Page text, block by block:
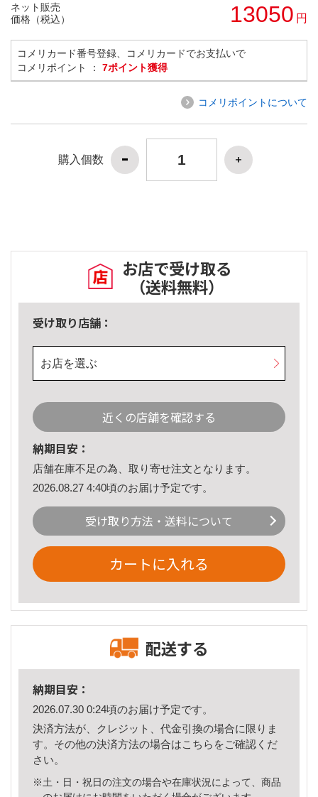
ネット販売
価格（税込）
13050 円
コメリカード番号登録、コメリカードでお支払いで
コメリポイント ： 7ポイント獲得
コメリポイントについて
購入個数
お店で受け取る
（送料無料）
受け取り店舗：
お店を選ぶ
近くの店舗を確認する
納期目安：
店舗在庫不足の為、取り寄せ注文となります。
2026.08.27 4:40頃のお届け予定です。
受け取り方法・送料について
カートに入れる
配送する
納期目安：
2026.07.30 0:24頃のお届け予定です。
決済方法が、クレジット、代金引換の場合に限りま
す。その他の決済方法の場合はこちら をご確認くだ
さい。
※土・日・祝日の注文の場合や在庫状況によって、商品